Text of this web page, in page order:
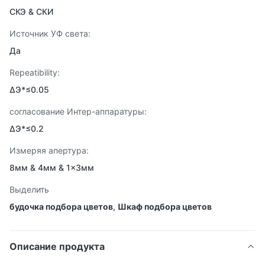
СКЭ & СКИ
Источник УФ света:
Да
Repeatibility:
ΔЭ*≤0.05
согласование Интер-аппаратуры:
ΔЭ*≤0.2
Измеряя апертура:
8мм & 4мм & 1×3мм
Выделить
будочка подбора цветов, Шкаф подбора цветов
Описание продукта